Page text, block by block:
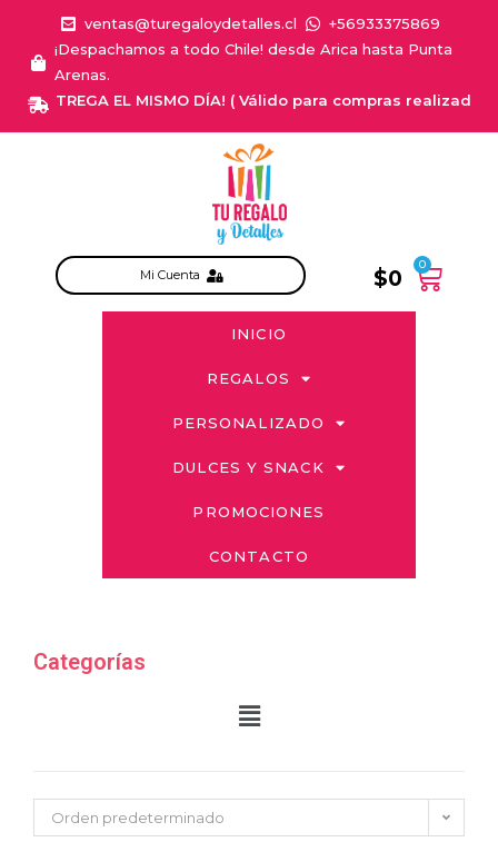
ventas@turegaloydetalles.cl
+56933375869
¡Despachamos a todo Chile! desde Arica hasta Punta
Arenas.
¡ENTREGA EL MISMO DÍA! ( Válido para compras
Mi Cuenta $0
0
INICIO
REGALOS
PERSONALIZADO
DULCES Y SNACK
PROMOCIONES
CONTACTO
Categorías
Orden predeterminado